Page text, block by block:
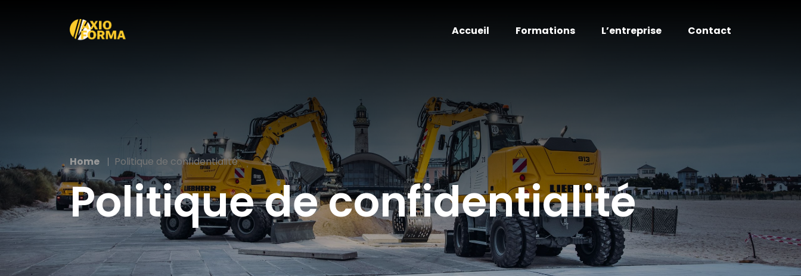
Accueil Formations L’entreprise Contact
Home Politique de confidentialité
Politique de confidentialité